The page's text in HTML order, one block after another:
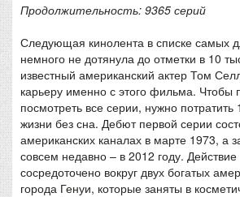
Продолжительность: 9365 серий
Следующая кинолента в списке самых
немного не дотянула до отметки в 10
известный американский актер Том
карьеру именно с этого фильма. Чтобы
посмотреть все серии, нужно потратить
жизни без сна. Дебют первой серии
американских каналах в марте 1973, а
совсем недавно – в 2012 году. Действие
сосредоточено вокруг двух богатых
города Генуи, которые заняты в